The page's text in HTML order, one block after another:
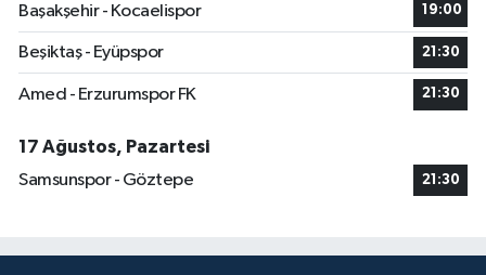
Başakşehir - Kocaelispor
19:00
Beşiktaş - Eyüpspor 21:30
Amed - Erzurumspor FK 21:30
17 Ağustos, Pazartesi
Samsunspor - Göztepe
21:30